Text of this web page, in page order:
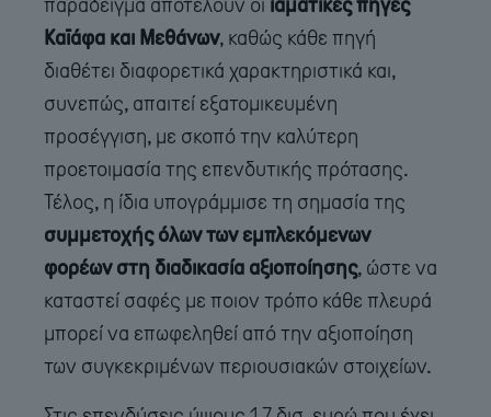
Καϊάφα και Μεθάνων, καθώς κάθε πηγή
διαθέτει διαφορετικά χαρακτηριστικά και,
συνεπώς, απαιτεί εξατομικευμένη
προσέγγιση, με σκοπό την καλύτερη
προετοιμασία της επενδυτικής πρότασης.
Τέλος, η ίδια υπογράμμισε τη σημασία της
συμμετοχής όλων των εμπλεκόμενων
φορέων στη διαδικασία αξιοποίησης, ώστε να
καταστεί σαφές με ποιον τρόπο κάθε πλευρά
μπορεί να επωφεληθεί από την αξιοποίηση
των συγκεκριμένων περιουσιακών στοιχείων.